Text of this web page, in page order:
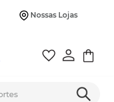
Nossas Lojas